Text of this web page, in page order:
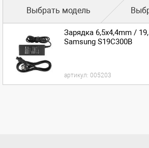
Выбрать модель
Зарядка 6,5x4,4mm /
Samsung S19C300B
артикул: 005203